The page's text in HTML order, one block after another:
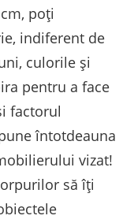
poți
indiferent de
culorile și
pentru a face
factorul
întotdeauna
vizat!
să îți